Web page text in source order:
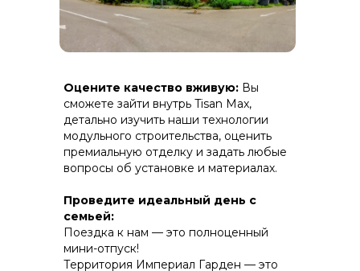
Оцените качество вживую: Вы
сможете зайти внутрь Tisan Max,
детально изучить наши технологии
модульного строительства, оценить
премиальную отделку и задать любые
вопросы об установке и материалах.
Проведите идеальный день с
семьей:
Поездка к нам — это полноценный
мини-отпуск!
Территория Империал Гарден — это
(дерево-полимерный композит) на
скрытом крепеже.
ПРАКТИЧНОСТЬ И ЗАЩИТА ОТ НЕПОГОДЫ
КОНСТРУКТИВ И
ЭНЕРГОЭФФЕКТИВНОСТЬ